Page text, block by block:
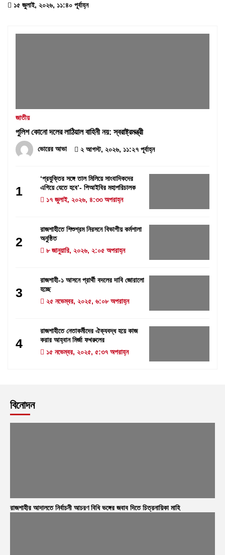
১৫ জুলাই, ২০২৬, ১১:৪০ পূর্বাহ্ন
জাতীয়
পুলিশ কোনো দলের লাঠিয়াল বাহিনী নয়: স্বরাষ্ট্রমন্ত্রী
ভোরের আভা ২ আগস্ট, ২০২৬, ১১:২৭ পূর্বাহ্ন
1
‘প্রযুক্তির সঙ্গে তাল মিলিয়ে সাংবাদিকদের
এগিয়ে যেতে হবে’- পিআইবির মহাপরিচালক
১৭ জুলাই, ২০২৬, ৪:৩৩ অপরাহ্ন
2
রাজশাহীতে শিশুশ্রম নিরসনে বিভাগীয় কর্মশালা
অনুষ্ঠিত
৮ জানুয়ারি, ২০২৬, ২:০৫ অপরাহ্ন
3
রাজশাহী-১ আসনে প্রার্থী বদলের দাবি জোরালো
হচ্ছে
২৫ নভেম্বর, ২০২৫, ৬:০৮ অপরাহ্ন
4
রাজশাহীতে নেতাকর্মীদের ঐক্যবদ্ধ হয়ে কাজ
করার আহ্বান মির্জা ফখরুলের
১৫ নভেম্বর, ২০২৫, ৫:৩৭ অপরাহ্ন
বিনোদন
রাজশাহীর আদালতে নির্বাচনী আচরণ বিধি ভঙ্গের জবাব দিতে চিত্রনায়িকা মাহি